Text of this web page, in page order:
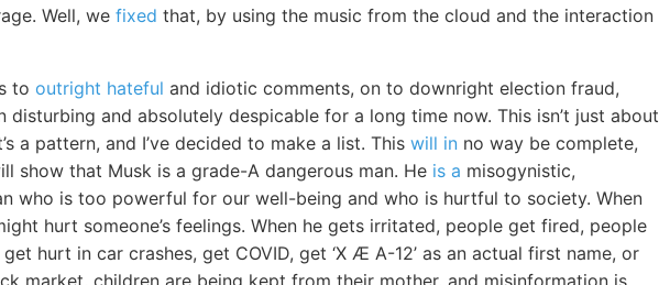
Well, we fixed that, by using the music from the cloud and the interaction
to outright hateful and idiotic comments, on to downright election fraud,
disturbing and absolutely despicable for a long time now. This isn’t just about
a pattern, and I’ve decided to make a list. This will in no way be complete,
show that Musk is a grade-A dangerous man. He is a misogynistic,
who is too powerful for our well-being and who is hurtful to society. When
hurt someone’s feelings. When he gets irritated, people get fired, people
hurt in car crashes, get COVID, get ‘X Æ A-12’ as an actual first name, or
market, children are being kept from their mother, and misinformation is